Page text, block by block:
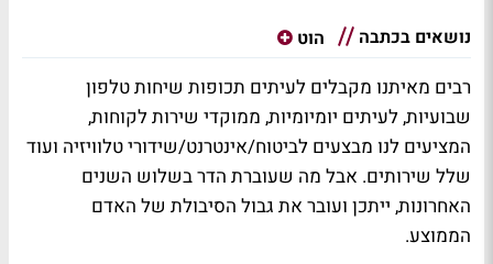
נושאים בכתבה הוט
רבים מאיתנו מקבלים לעיתים תכופות שיחות טלפון
שבועיות, לעיתים יומיומיות, ממוקדי שירות לקוחות,
המציעים לנו מבצעים לביטוח/אינטרנט/שידורי טלוויזיה ועוד
שלל שירותים. אבל מה שעוברת הדר בשלוש השנים
האחרונות, ייתכן ועובר את גבול הסיבולת של האדם
הממוצע.